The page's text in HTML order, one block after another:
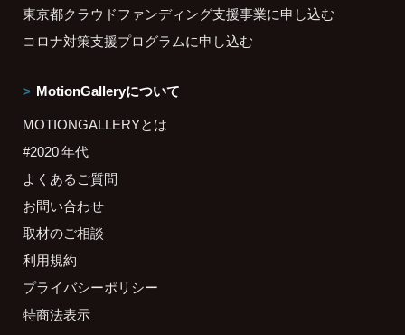
東京都クラウドファンディング支援事業に申し込む
コロナ対策支援プログラムに申し込む
MotionGalleryについて
MOTIONGALLERYとは
#2020 年代
よくあるご質問
お問い合わせ
取材のご相談
利用規約
プライバシーポリシー
特商法表示